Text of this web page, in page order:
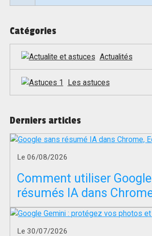
Catégories
Actualités
Les astuces
Derniers articles
Le 06/08/2026
Comment utiliser
résumés IA dans
Firefox ?
Le 30/07/2026